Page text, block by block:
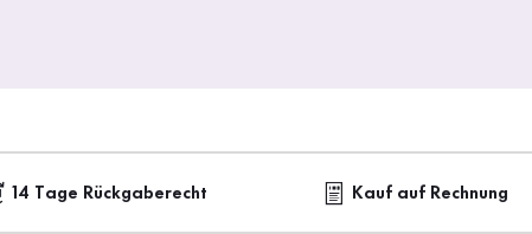
14 Tage Rückgaberecht Kauf auf Rechnung